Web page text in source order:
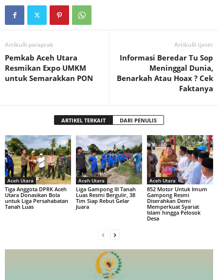
Artikulli paraprak
Pemkab Aceh Utara
Resmikan Expo UMKM
untuk Semarakkan PON
Artikulli tjetër
Informasi Beredar Tu Sop
Meninggal Dunia,
Benarkah Atau Hoax ? Cek
Faktanya
ARTIKEL TERKAIT DARI PENULIS
Aceh Utara
Tiga Anggota DPRK Aceh
Utara Donasikan Bola
untuk Liga Persahabatan
Tanah Luas
Aceh Utara
Liga Gampong III Tanah
Luas Resmi Bergulir, 38
Tim Siap Rebut Gelar
Juara
Aceh Utara
852 Motor Untuk Imum
Gampong Resmi
Diserahkan Demi
Memperkuat Syariat
Islam hingga Pelosok
Desa